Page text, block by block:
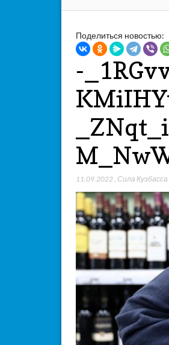
Поделиться новостью:
-
11.09.2022 Сила Кузбасса